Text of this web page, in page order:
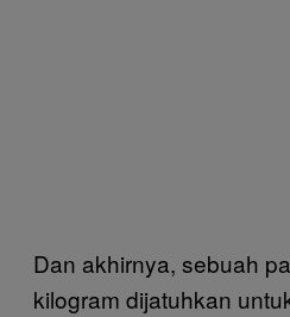
Dan akhirnya, sebuah
kilogram dijatuhkan